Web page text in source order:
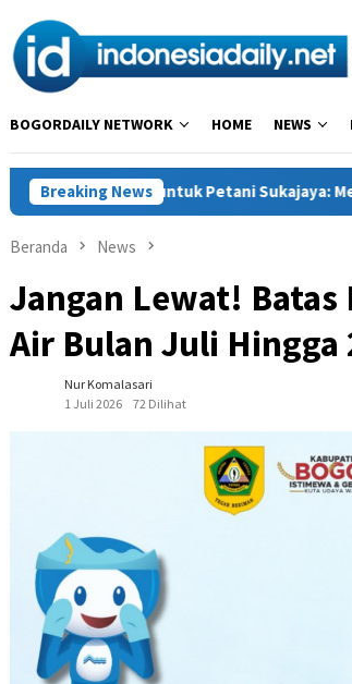
BOGORDAILY NETWORK HOME NEWS
Breaking News
untuk Petani Sukajaya: Melawan Intimidasi,
Beranda News
Jangan Lewat! Batas
Air Bulan Juli Hingga
Nur Komalasari
1 Juli 2026
72 Dilihat